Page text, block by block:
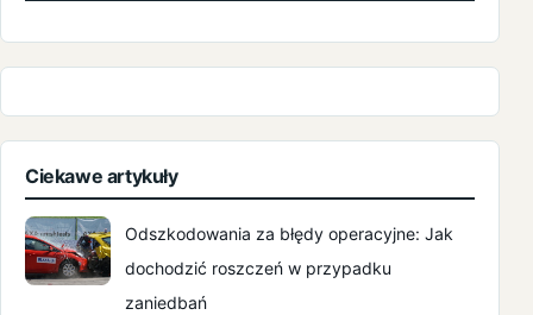
Ciekawe artykuły
Odszkodowania za błędy operacyjne: Jak
dochodzić roszczeń w przypadku
zaniedbań